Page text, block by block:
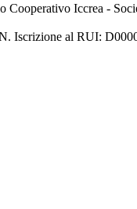
Cooperativo Iccrea -
Iscrizione al RUI: